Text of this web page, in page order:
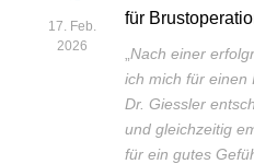
17. Feb.
2026
für
Nach einer
ich mich für einen
Dr. Giessler
und gleichzeitig
für ein gutes